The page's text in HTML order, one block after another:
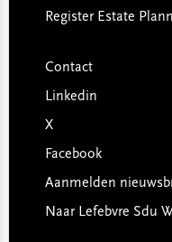
Register Estate
Contact
Linkedin
X
Facebook
Aanmelden
Naar Lefebvre Sdu